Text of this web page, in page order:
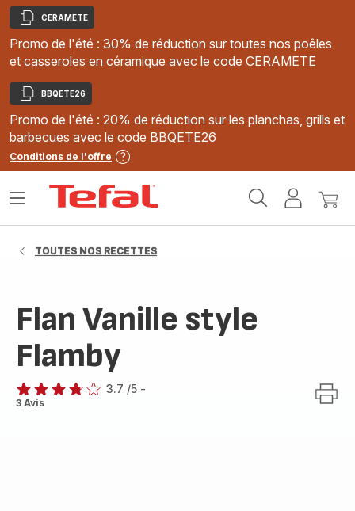
Copier
CERAMETE
Promo de l'été : 30% de réduction sur toutes nos poêles
et casseroles en céramique avec le code CERAMETE
Copier
BBQETE26
Promo de l'été : 20% de réduction sur les planchas, grills et
barbecues avec le code BBQETE26
Conditions de l'offre
MonMon
Ouvrir
TOUTES NOS RECETTES
Flan Vanille style
Flamby
ratings.3.7
3.7 /5 -
3 Avis